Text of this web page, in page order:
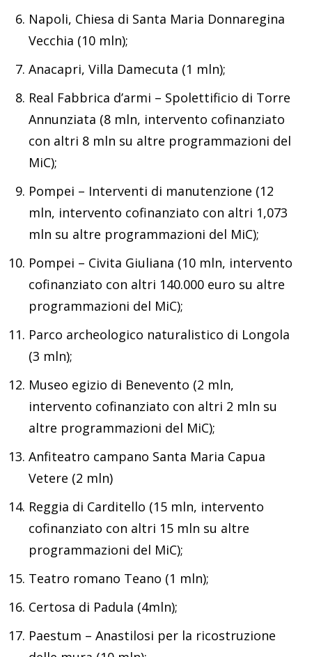
Napoli, Chiesa di Santa Maria Donnaregina
Vecchia (10 mln);
Anacapri, Villa Damecuta (1 mln);
Real Fabbrica d’armi – Spolettificio di Torre
Annunziata (8 mln, intervento cofinanziato
con altri 8 mln su altre programmazioni del
MiC);
Pompei – Interventi di manutenzione (12
mln, intervento cofinanziato con altri 1,073
mln su altre programmazioni del MiC);
Pompei – Civita Giuliana (10 mln, intervento
cofinanziato con altri 140.000 euro su altre
programmazioni del MiC);
Parco archeologico naturalistico di Longola
(3 mln);
Museo egizio di Benevento (2 mln,
intervento cofinanziato con altri 2 mln su
altre programmazioni del MiC);
Anfiteatro campano Santa Maria Capua
Vetere (2 mln)
Reggia di Carditello (15 mln, intervento
cofinanziato con altri 15 mln su altre
programmazioni del MiC);
Teatro romano Teano (1 mln);
Certosa di Padula (4mln);
Paestum – Anastilosi per la ricostruzione